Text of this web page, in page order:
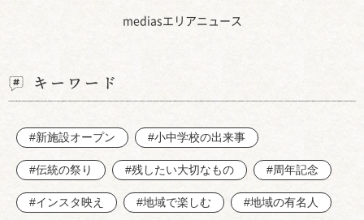
mediasエリアニュース
キーワード
#新施設オープン #小中学校の出来事
#伝統の祭り #残したい大切なもの #周年記念
#インスタ映え #地域で楽しむ #地域の有名人